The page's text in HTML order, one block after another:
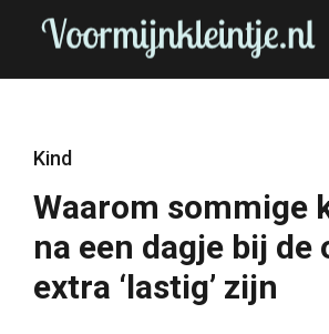
Kind
Waarom sommige
na een dagje bij de
extra ‘lastig’ zijn